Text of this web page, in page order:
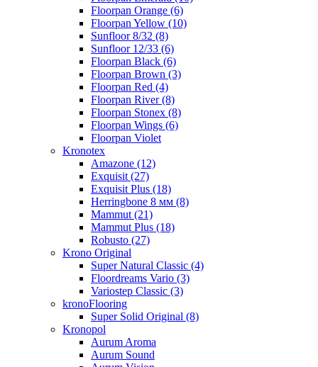
Floorpan Orange (6)
Floorpan Yellow (10)
Sunfloor 8/32 (8)
Sunfloor 12/33 (6)
Floorpan Black (6)
Floorpan Brown (3)
Floorpan Red (4)
Floorpan River (8)
Floorpan Stonex (8)
Floorpan Wings (6)
Floorpan Violet
Kronotex
Amazone (12)
Exquisit (27)
Exquisit Plus (18)
Herringbone 8 мм (8)
Mammut (21)
Mammut Plus (18)
Robusto (27)
Krono Original
Super Natural Classic (4)
Floordreams Vario (3)
Variostep Classic (3)
kronoFlooring
Super Solid Original (8)
Kronopol
Aurum Aroma
Aurum Sound